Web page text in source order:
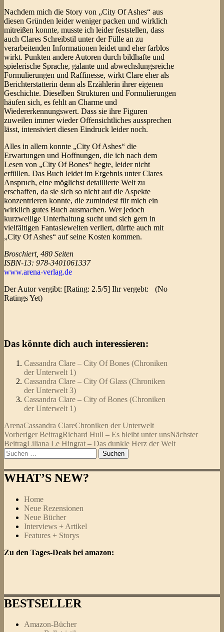
Nachdem mich die Story von „City Of Ashes“ aus
diesen Gründen leider weniger packen und wirklich
mitreißen konnte, musste ich leider feststellen, dass
auch Clares Schreibstil unter der Fülle an zu
verarbeitenden Informationen leidet und eher farblos
wirkt. Punkten andere Autoren durch bildhafte und
spielerische Sprache, galante und abwechslungsreiche
Formulierungen und Raffinesse, wirkt Clare eher als
Berichterstatterin denn als Erzählerin ihrer eigenen
Geschichte. Dieselben Strukturen und Formulierungen
häufen sich, es fehlt an Charme und
Wiedererkennungswert. Dass sie ihre Figuren
zuweilen immer wieder Offensichtliches aussprechen
lässt, intensiviert diesen Eindruck leider noch.
Alles in allem konnte „City Of Ashes“ die
Erwartungen und Hoffnungen, die ich nach dem
Lesen von „City Of Bones“ hegte, leider nicht
erfüllen. Das Buch leidet im Ergebnis unter Clares
Anspruch, eine möglichst detaillierte Welt zu
erschaffen, da sie sich so nicht auf die Aspekte
konzentrieren konnte, die zumindest für mich ein
wirklich gutes Buch ausmachen. Wer jedoch
kurzweilige Unterhaltung sucht und sich gern in
vielfältigen Fantasiewelten verliert, dürfte auch mit
„City Of Ashes“ auf seine Kosten kommen.
Broschiert, 480 Seiten
ISBN-13: 978-3401061337
www.arena-verlag.de
Der Autor vergibt: [Rating: 2.5/5] Ihr vergebt:
(No
Ratings Yet)
Das könnte dich auch interessieren:
Cassandra Clare – City Of Bones (Chroniken
der Unterwelt 1)
Cassandra Clare – City Of Glass (Chroniken
der Unterwelt 3)
Cassandra Clare – City of Bones (Chroniken
der Unterwelt 1)
ArenaCassandra ClareChroniken der Unterwelt
Beitragsnavigation
Vorheriger BeitragRichard Hull – Es bleibt unter unsNächster
BeitragLiliana Le Hingrat – Das dunkle Herz der Welt
Suchen
nach:
WHAT’S NEW?
Home
Neue Rezensionen
Neue Bücher
Interviews + Artikel
Features + Storys
Zu den Tages-Deals bei amazon:
BESTSELLER
Amazon-Bücher